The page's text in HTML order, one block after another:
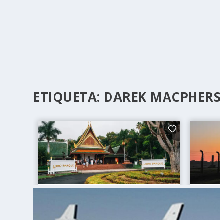
ETIQUETA: DAREK